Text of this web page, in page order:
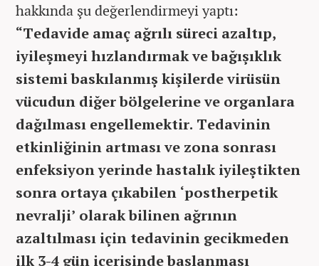
hakkında şu değerlendirmeyi yaptı:
“Tedavide amaç ağrılı süreci azaltıp,
iyileşmeyi hızlandırmak ve bağışıklık
sistemi baskılanmış kişilerde virüsün
vücudun diğer bölgelerine ve organlara
dağılması engellemektir. Tedavinin
etkinliğinin artması ve zona sonrası
enfeksiyon yerinde hastalık iyileştikten
sonra ortaya çıkabilen ‘postherpetik
nevralji’ olarak bilinen ağrının
azaltılması için tedavinin gecikmeden
ilk 3-4 gün içerisinde başlanması